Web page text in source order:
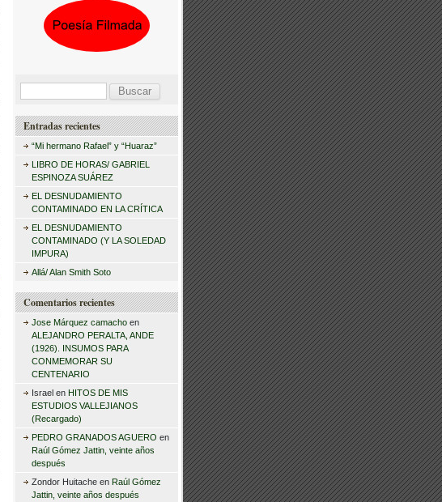
s
r
Entradas recientes
“Mi hermano Rafael” y “Huaraz”
LIBRO DE HORAS/ GABRIEL
ESPINOZA SUÁREZ
EL DESNUDAMIENTO
CONTAMINADO EN LA CRÍTICA
EL DESNUDAMIENTO
CONTAMINADO (Y LA SOLEDAD
IMPURA)
Allá/ Alan Smith Soto
Comentarios recientes
Jose Márquez camachoen
ALEJANDRO PERALTA, ANDE
(1926). INSUMOS PARA
CONMEMORAR SU
CENTENARIO
Israelen HITOS DE MIS
ESTUDIOS VALLEJIANOS
(Recargado)
PEDRO GRANADOS AGUERO en
Raúl Gómez Jattin, veinte años
después
Zondor Huitacheen Raúl Gómez
Jattin, veinte años después